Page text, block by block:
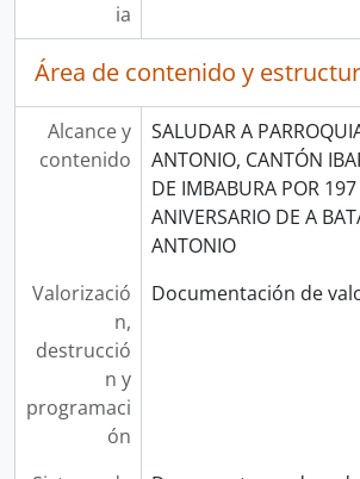
ia
Área de contenido y
Alcance y
contenido
SALUDAR A
ANTONIO, CANTÓN
DE IMBABURA POR
ANIVERSARIO DE A
ANTONIO
Valorizació
n,
destrucció
n y
programaci
ón
Documentación de